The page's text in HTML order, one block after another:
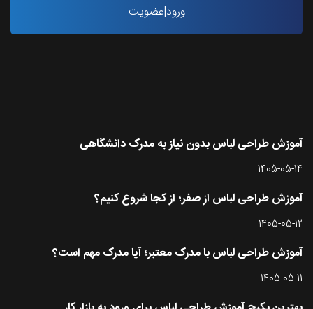
ورود|عضویت
آموزش طراحی لباس بدون نیاز به مدرک دانشگاهی
1405-05-14
آموزش طراحی لباس از صفر؛ از کجا شروع کنیم؟
1405-05-12
آموزش طراحی لباس با مدرک معتبر؛ آیا مدرک مهم است؟
1405-05-11